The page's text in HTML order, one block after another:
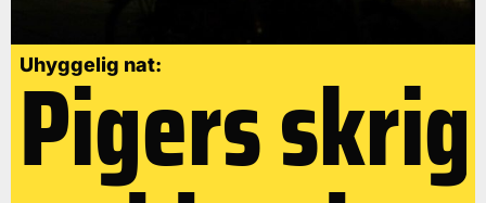
Uhyggelig nat:
Pigers skrig